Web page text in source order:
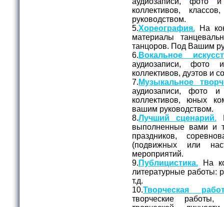
коллективов,
руководством.
5.Хореография. На
материалы
танцоров. Под Вашим
6. Вокальное
аудиозаписи, фото
коллективов, дуэтов и
7. Музыкальное
аудиозаписи, фото
коллективов, юных
вашим руководством.
8.Лучший сценарий.
выполненные вами и
праздников,
(подвижных или
мероприятий.
9. Публицистика. На
литературные работы:
т.д.
10.Творческая
творческие